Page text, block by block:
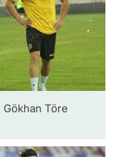
Gökhan Töre